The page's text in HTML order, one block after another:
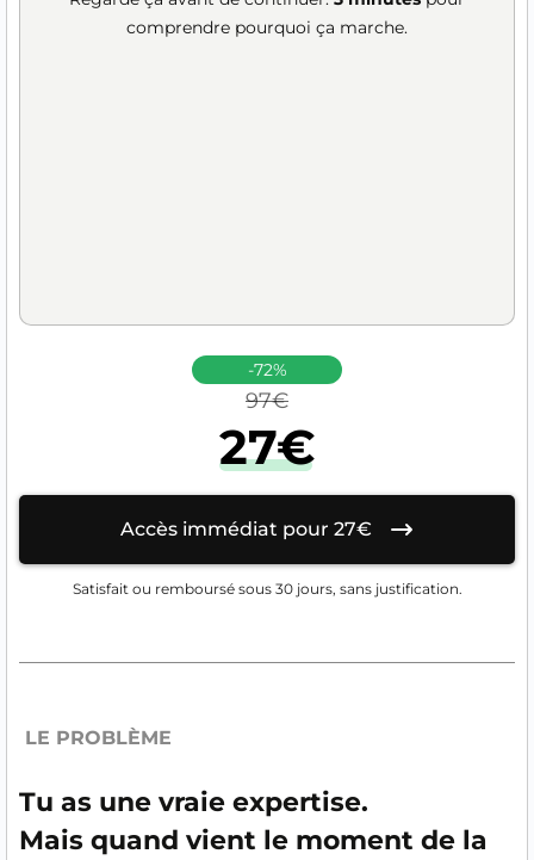
comprendre pourquoi ça marche.
27€
97€
-72%
Accès immédiat pour 27€
Satisfait ou remboursé sous 30 jours, sans justification.
LE PROBLÈME
Tu as une vraie expertise.
Mais quand vient le moment de la